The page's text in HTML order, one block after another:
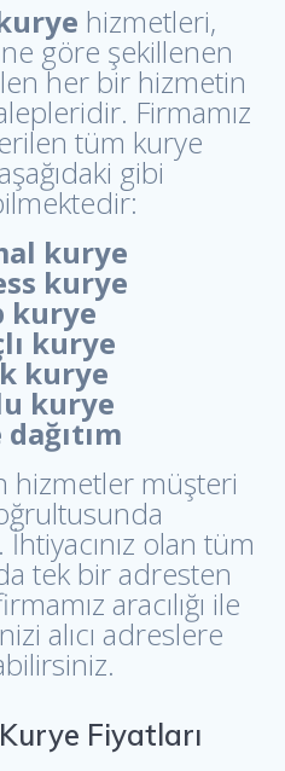
hizmetleri,
göre şekillenen
her bir hizmetin
Firmamız
tüm kurye
gibi
kurye
kurye
kurye
kurye
kurye
kurye
dağıtım
hizmetler müşteri
olan tüm
tek bir adresten
aracılığı ile
alıcı adreslere
Fiyatları